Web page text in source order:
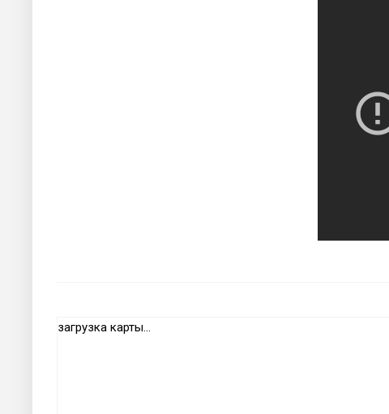
загрузка карты...